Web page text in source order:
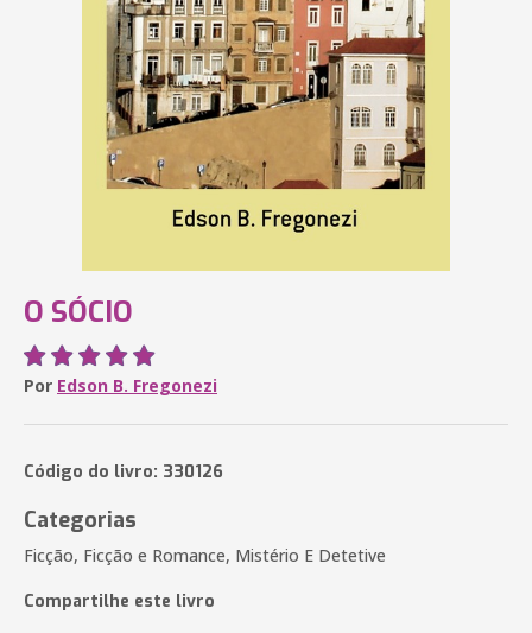
O SÓCIO
Por Edson B. Fregonezi
Código do livro: 330126
Categorias
Ficção, Ficção e Romance, Mistério E Detetive
Compartilhe este livro